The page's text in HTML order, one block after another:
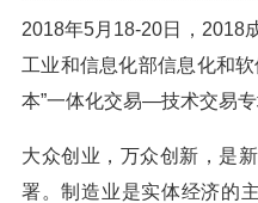
2018年5月18-20日，2018
工业和信息化部信息化和
本”一体化交易—技术交易专
大众创业，万众创新，是
署。制造业是实体经济的